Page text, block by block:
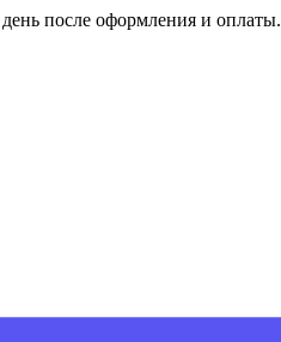
после оформления и оплаты.